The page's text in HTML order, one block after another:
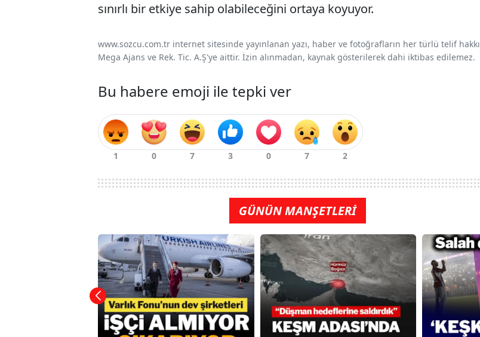
sınırlı bir etkiye sahip olabileceğini ortaya koyuyor.
www.sozcu.com.tr internet sitesinde yayınlanan yazı, haber ve fotoğrafların her türlü telif hakkı
Mega Ajans ve Rek. Tic. A.Ş'ye aittir. İzin alınmadan, kaynak gösterilerek dahi iktibas edilemez.
Bu habere emoji ile tepki ver
GÜNÜN MANŞETLERİ